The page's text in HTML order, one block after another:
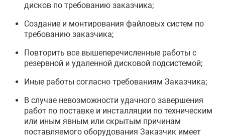
дисков по требованию заказчика;
Создание и монтирования файловых систем по
требованию заказчика;
Повторить все вышеперечисленные работы с
резервной и удаленной дисковой подсистемой;
Иные работы согласно требованиям Заказчика;
В случае невозможности удачного завершения
работ по поставке и инсталляции по техническим
или иным явным или скрытым причинам
поставляемого оборудования Заказчик имеет